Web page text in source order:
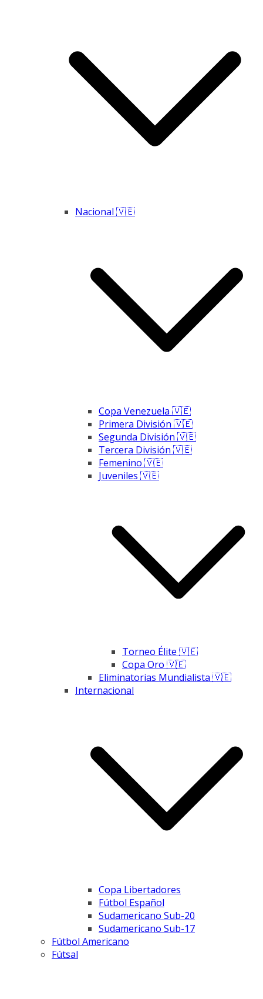
Nacional 🇻🇪
Copa Venezuela 🇻🇪
Primera División 🇻🇪
Segunda División 🇻🇪
Tercera División 🇻🇪
Femenino 🇻🇪
Juveniles 🇻🇪
Torneo Élite 🇻🇪
Copa Oro 🇻🇪
Eliminatorias Mundialista 🇻🇪
Internacional
Copa Libertadores
Fútbol Español
Sudamericano Sub-20
Sudamericano Sub-17
Fútbol Americano
Fútsal